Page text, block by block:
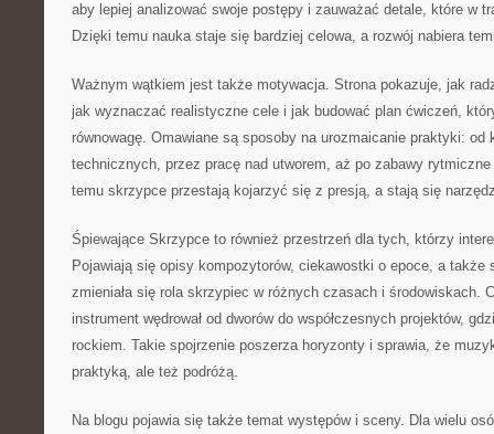
aby lepiej analizować swoje postępy i zauważać detale, które w
Dzięki temu nauka staje się bardziej celowa, a rozwój nabiera
Ważnym wątkiem jest także motywacja. Strona pokazuje, jak
jak wyznaczać realistyczne cele i jak budować plan ćwiczeń,
równowagę. Omawiane są sposoby na urozmaicanie praktyki: od
technicznych, przez pracę nad utworem, aż po zabawy
temu skrzypce przestają kojarzyć się z presją, a stają się
Śpiewające Skrzypce to również przestrzeń dla tych, którzy
Pojawiają się opisy kompozytorów, ciekawostki o epoce, a także
zmieniała się rola skrzypiec w różnych czasach i środowiskach.
instrument wędrował od dworów do współczesnych projektów,
rockiem. Takie spojrzenie poszerza horyzonty i sprawia, że
praktyką, ale też podróżą.
Na blogu pojawia się także temat występów i sceny. Dla wielu